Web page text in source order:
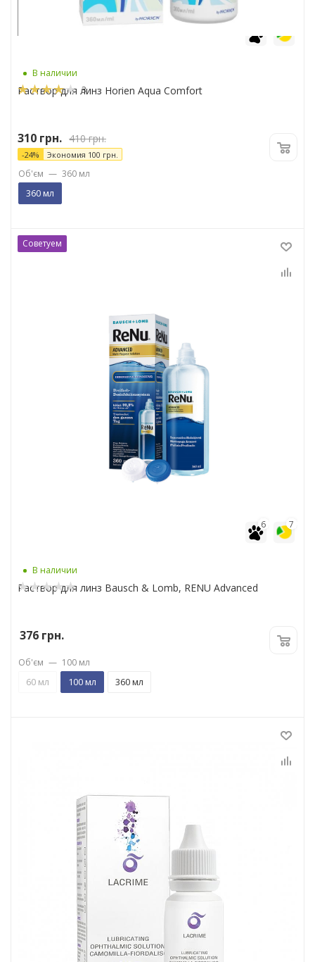
В наличии
3
Раствор для линз Horien Aqua Comfort
310 грн. 410грн.
-24% Экономия 100 грн.
Об'єм — 360 мл
360 мл
Советуем
7
6
В наличии
Раствор для линз Bausch & Lomb, RENU Advanced
376 грн.
Об'єм — 100 мл
60 мл 100 мл 360 мл